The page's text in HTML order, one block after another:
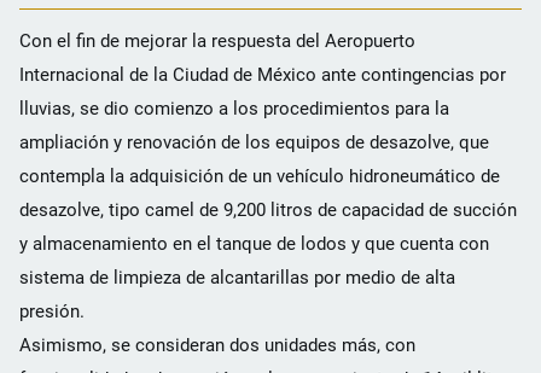
Con el fin de mejorar la respuesta del Aeropuerto
Internacional de la Ciudad de México ante contingencias por
lluvias, se dio comienzo a los procedimientos para la
ampliación y renovación de los equipos de desazolve, que
contempla la adquisición de un vehículo hidroneumático de
desazolve, tipo camel de 9,200 litros de capacidad de succión
y almacenamiento en el tanque de lodos y que cuenta con
sistema de limpieza de alcantarillas por medio de alta
presión.
Asimismo, se consideran dos unidades más, con